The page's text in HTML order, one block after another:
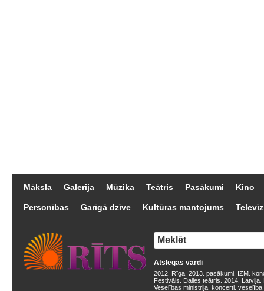
Māksla Galerija Mūzika Teātris Pasākumi Kino
Personības Garīgā dzīve Kultūras mantojums
Atslēgas vārdi
2012 Rīga 2013 pasākumi IZM
Festivāls
Dailes teātris 2014 Latvija
Veselības ministrija koncerti veselība